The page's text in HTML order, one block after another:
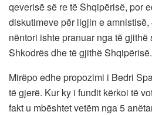
qeverisë së re të Shqipërisë, por
diskutimeve për ligjin e amnistisë,
nëntori ishte pranuar nga të gjithë
Shkodrës dhe të gjithë Shqipërisë.
Mirëpo edhe propozimi i Bedri
të gjerë. Kur ky i fundit kërkoi të
fakt u mbështet vetëm nga 5